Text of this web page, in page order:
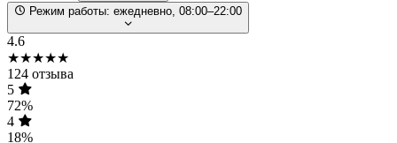
Режим работы: ежедневно, 08:00–22:00
4.6
★★★★★
124 отзыва
5
72%
4
18%